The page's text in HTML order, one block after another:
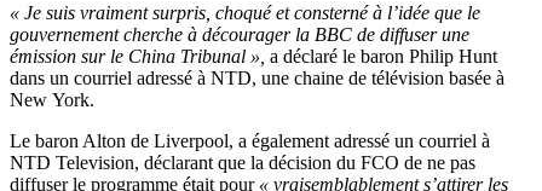
« Je suis vraiment surpris, choqué et consterné à l’idée que le
gouvernement cherche à décourager la BBC de diffuser une
émission sur le China Tribunal », a déclaré le baron Philip Hunt
dans un courriel adressé à NTD, une chaine de télévision basée à
New York.
Le baron Alton de Liverpool, a également adressé un courriel à
NTD Television, déclarant que la décision du FCO de ne pas
diffuser le programme était pour« vraisemblablement s’attirer les